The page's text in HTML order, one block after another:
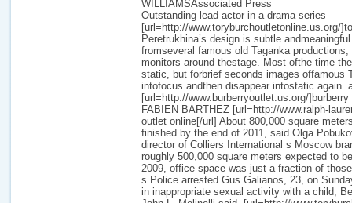
WILLIAMSAssociated Press
Outstanding lead actor in a drama series
[url=http://www.toryburchoutletonline.us.org/
Peretrukhina’s design is subtle
fromseveral famous old Taganka
monitors around thestage. Most ofthe time
static, but forbrief seconds images offamous
intofocus andthen disappear intostatic again.
[url=http://www.burberryoutlet.us.org/
FABIEN BARTHEZ [url=http://www.ralph-
outlet online[/url] About 800,000 square
finished by the end of 2011, said Olga
director of Colliers International s Moscow
roughly 500,000 square meters expected to
2009, office space was just a fraction of
s Police arrested Gus Galianos, 23, on
in inappropriate sexual activity with a child,